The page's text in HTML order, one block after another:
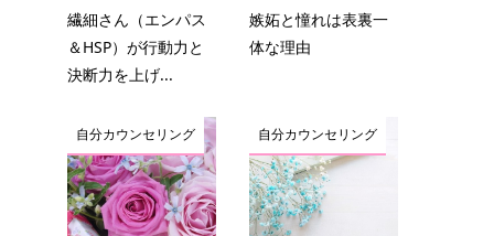
繊細さん（エンパス
＆HSP）が行動力と
決断力を上げ...
嫉妬と憧れは表裏一
体な理由
自分カウンセリング 自分カウンセリング